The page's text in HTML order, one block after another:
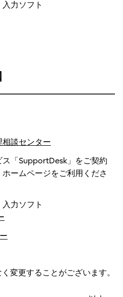
力ソフト
談センター
ス「SupportDesk」をご契約
ームページをご利用くださ
力ソフト
変更することがございます。